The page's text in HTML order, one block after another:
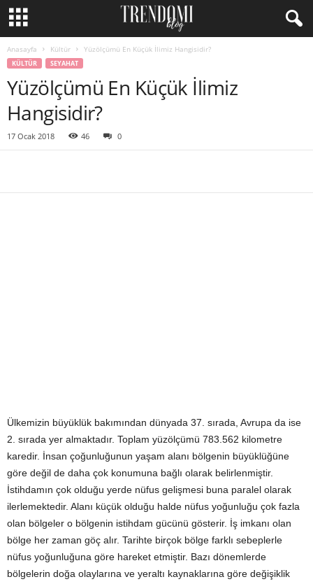
Anasayfa Kültür Yüzölçümü En Küçük İlimiz Hangisidir?
KÜLTÜR SEYAHAT
Yüzölçümü En Küçük İlimiz
Hangisidir?
17 Ocak 2018 46 0
Ülkemizin büyüklük bakımından dünyada 37. sırada, Avrupa da ise
2. sırada yer almaktadır. Toplam yüzölçümü 783.562 kilometre
karedir. İnsan çoğunluğunun yaşam alanı bölgenin büyüklüğüne
göre değil de daha çok konumuna bağlı olarak belirlenmiştir.
İstihdamın çok olduğu yerde nüfus gelişmesi buna paralel olarak
ilerlemektedir. Alanı küçük olduğu halde nüfus yoğunluğu çok fazla
olan bölgeler o bölgenin istihdam gücünü gösterir. İş imkanı olan
bölge her zaman göç alır. Tarihte birçok bölge farklı sebeplerle
nüfus yoğunluğuna göre hareket etmiştir. Bazı dönemlerde
bölgelerin doğa olaylarına ve yeraltı kaynaklarına göre değişiklik